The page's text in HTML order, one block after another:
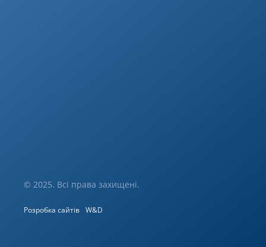
© 2025. Всі права захищені.
Розробка сайтів W&D